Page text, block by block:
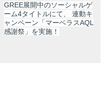
GREE展開中のソーシャルゲ
ーム4タイトルにて、 連動キ
ャンペーン「マーベラスAQL
感謝祭」を実施！